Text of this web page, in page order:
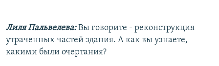
Лиля Пальвелева:Вы говорите - реконструкция
утраченных частей здания. А как вы узнаете,
какими были очертания?